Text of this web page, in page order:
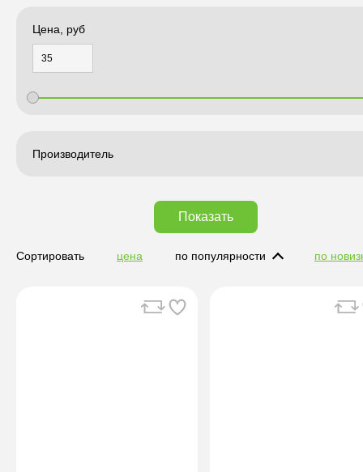
Цена, руб
Производитель
Показать
Сортировать цена по популярности по